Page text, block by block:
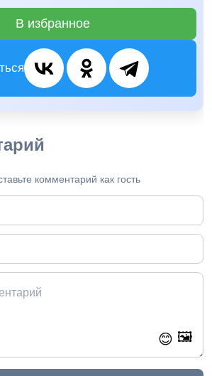
В избранное
комментарий как гость
😊 🖼️